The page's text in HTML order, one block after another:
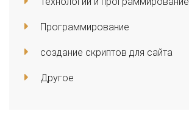
Программирование
создание скриптов для сайта
Другое